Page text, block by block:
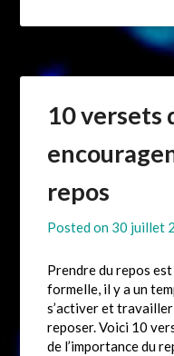
10 versets
repos
Posted on 30 juillet
Prendre du repos
formelle, il y a un
s’activer et
reposer. Voici 10
de l’importance du